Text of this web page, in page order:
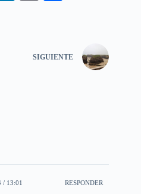
pa
SIGUIENTE
/ 13:01 RESPONDER